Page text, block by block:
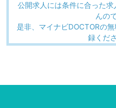
公開求人には条件に合った
んので
是非、マイナビDOCTORの
録くだ